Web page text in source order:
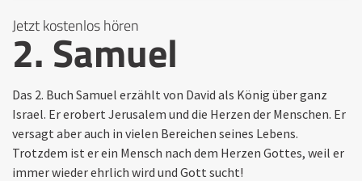
Jetzt kostenlos hören
2. Samuel
Das 2. Buch Samuel erzählt von David als König über ganz
Israel. Er erobert Jerusalem und die Herzen der Menschen. Er
versagt aber auch in vielen Bereichen seines Lebens.
Trotzdem ist er ein Mensch nach dem Herzen Gottes, weil er
immer wieder ehrlich wird und Gott sucht!